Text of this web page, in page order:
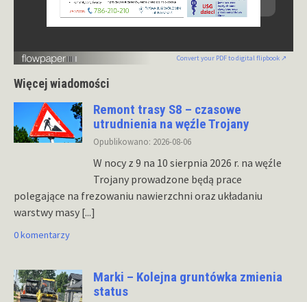
Convert your PDF to digital flipbook ↗
Więcej wiadomości
Remont trasy S8 – czasowe
utrudnienia na węźle Trojany
Opublikowano: 2026-08-06
W nocy z 9 na 10 sierpnia 2026 r. na węźle
Trojany prowadzone będą prace
polegające na frezowaniu nawierzchni oraz układaniu
warstwy masy [...]
0 komentarzy
Marki – Kolejna gruntówka zmienia
status